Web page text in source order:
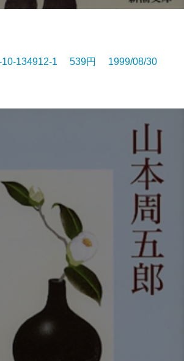
134912-1 539円 1999/08/30